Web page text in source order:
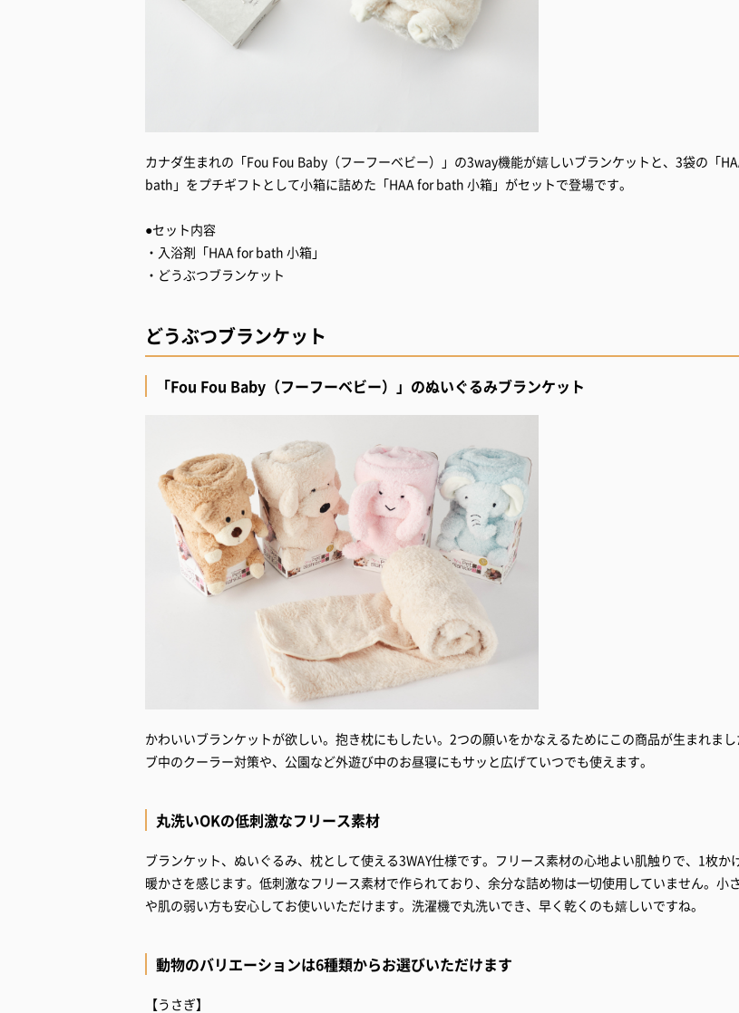
カナダ生まれの「Fou Fou Baby（フーフーベビー）」の3way機能が嬉しいブランケットと、3袋の「
bath」をプチギフトとして小箱に詰めた「HAA for bath 小箱」がセットで登場です。
●セット内容
・入浴剤「HAA for bath 小箱」
・どうぶつブランケット
どうぶつブランケット
「Fou Fou Baby（フーフーベビー）」のぬいぐるみブランケット
かわいいブランケットが欲しい。抱き枕にもしたい。2つの願いをかなえるためにこの商品が生まれま
ブ中のクーラー対策や、公園など外遊び中のお昼寝にもサッと広げていつでも使えます。
丸洗いOKの低刺激なフリース素材
ブランケット、ぬいぐるみ、枕として使える3WAY仕様です。フリース素材の心地よい肌触りで、1枚か
暖かさを感じます。低刺激なフリース素材で作られており、余分な詰め物は一切使用していません。小
や肌の弱い方も安心してお使いいただけます。洗濯機で丸洗いでき、早く乾くのも嬉しいですね。
動物のバリエーションは6種類からお選びいただけます
【うさぎ】